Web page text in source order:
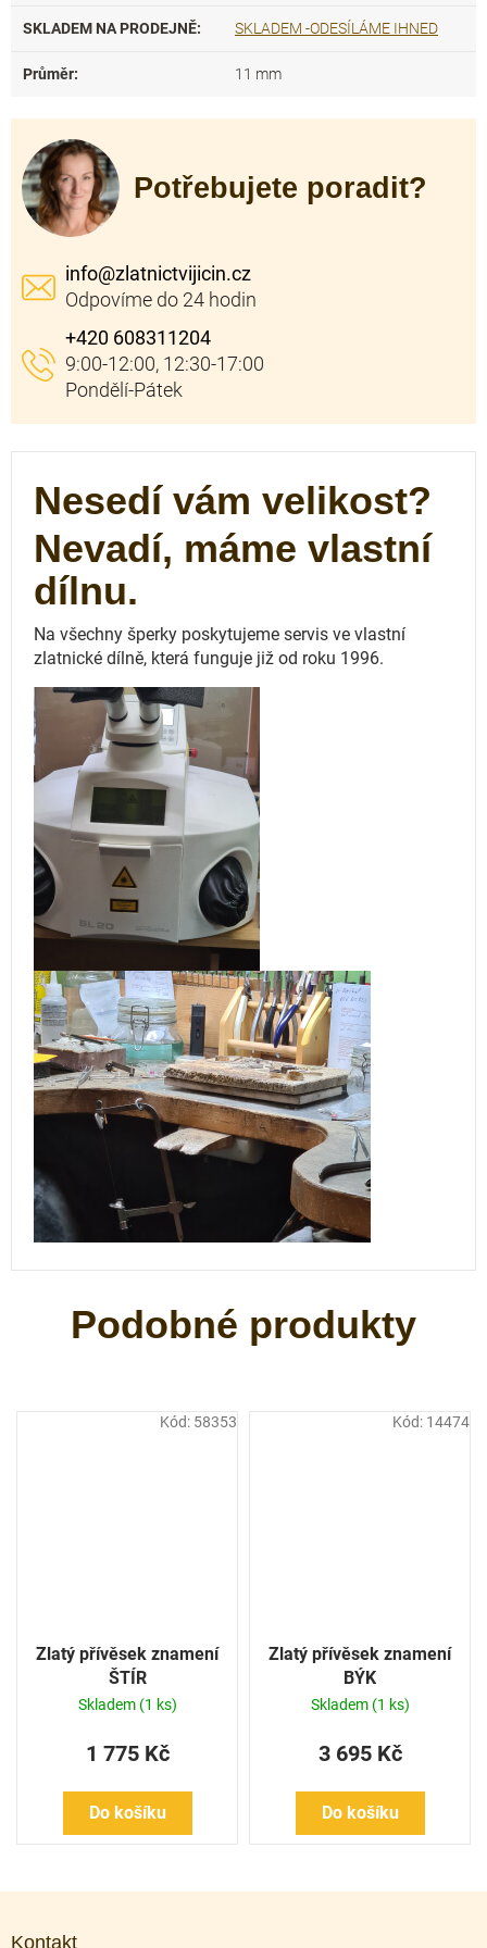
SKLADEM NA PRODEJNĚ: SKLADEM -ODESÍLÁME IHNED
Průměr: 11 mm
Potřebujete poradit?
info@zlatnictvijicin.cz
+420 608311204
Zlatý přívěsek znamení
ŠTÍR
Skladem (1 ks)
1 775 Kč
Do košíku
Kód: 58353
Zlatý přívěsek znamení
BÝK
Skladem (1 ks)
3 695 Kč
Do košíku
Kód: 14474
Nesedí vám velikost?
Nevadí, máme vlastní
dílnu.
Na všechny šperky poskytujeme servis ve vlastní
zlatnické dílně, která funguje již od roku 1996.
Kontakt